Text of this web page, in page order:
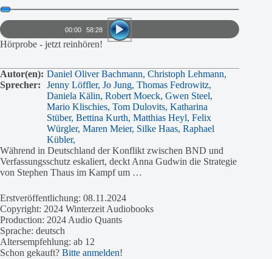
Audio-
Player
00:00 58:28
Hörprobe - jetzt reinhören!
Autor(en): Daniel Oliver Bachmann, Christoph Lehmann,
Sprecher:
Jenny Löffler, Jo Jung, Thomas Fedrowitz,
Daniela Kälin, Robert Moeck, Gwen Steel,
Mario Klischies, Tom Dulovits, Katharina
Stüber, Bettina Kurth, Matthias Heyl, Felix
Würgler, Maren Meier, Silke Haas, Raphael
Kübler,
Während in Deutschland der Konflikt zwischen BND und
Verfassungsschutz eskaliert, deckt Anna Gudwin die Strategie
von Stephen Thaus im Kampf um …
Erstveröffentlichung: 08.11.2024
Copyright: 2024 Winterzeit Audiobooks
Production: 2024 Audio Quants
Sprache: deutsch
Altersempfehlung: ab 12
Schon gekauft? Bitte anmelden!